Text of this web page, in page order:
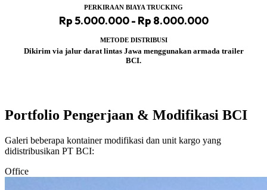
PERKIRAAN BIAYA TRUCKING
Rp 5.000.000 - Rp 8.000.000
METODE DISTRIBUSI
Dikirim via jalur darat lintas Jawa menggunakan armada trailer
BCI.
Portfolio Pengerjaan & Modifikasi BCI
Galeri beberapa kontainer modifikasi dan unit kargo yang
didistribusikan PT BCI:
Office